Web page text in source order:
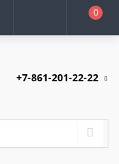
0
+7-861-201-22-22